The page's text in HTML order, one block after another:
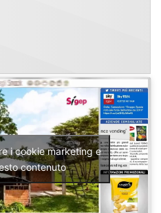
i cookie marketing e
contenuto